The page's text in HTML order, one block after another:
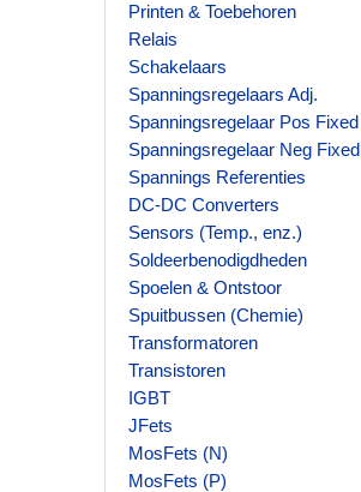
Printen & Toebehoren
Relais
Schakelaars
Spanningsregelaars Adj.
Spanningsregelaar Pos Fixed
Spanningsregelaar Neg Fixed
Spannings Referenties
DC-DC Converters
Sensors (Temp., enz.)
Soldeerbenodigdheden
Spoelen & Ontstoor
Spuitbussen (Chemie)
Transformatoren
Transistoren
IGBT
JFets
MosFets (N)
MosFets (P)